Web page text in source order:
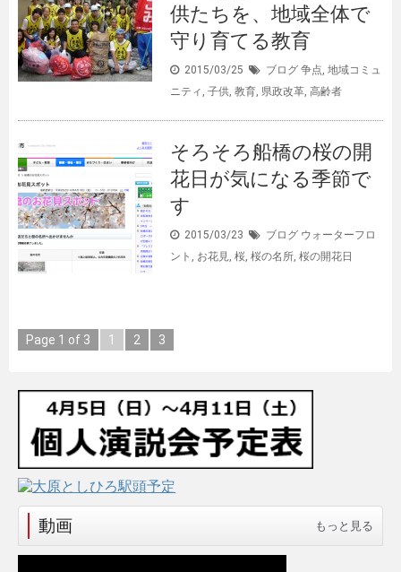
供たちを、地域全体で
守り育てる教育
2015/03/25 ブログ 争点, 地域コミュ
ニティ , 子供, 教育, 県政改革, 高齢者
そろそろ船橋の桜の開
花日が気になる季節で
す
2015/03/23 ブログ ウォーターフロ
ント , お花見, 桜, 桜の名所, 桜の開花日
Page 1 of 3 1 2 3
動画 もっと見る